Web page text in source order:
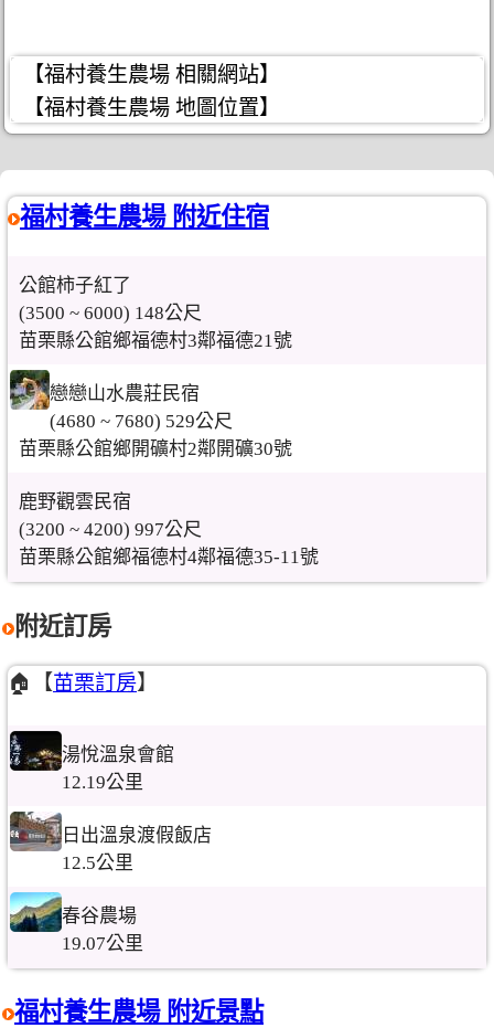
【福村養生農場 相關網站】
【福村養生農場 地圖位置】
福村養生農場 附近住宿
公館柿子紅了
(3500 ~ 6000) 148公尺
苗栗縣公館鄉福德村3鄰福德21號
戀戀山水農莊民宿
(4680 ~ 7680) 529公尺
苗栗縣公館鄉開礦村2鄰開礦30號
鹿野觀雲民宿
(3200 ~ 4200) 997公尺
苗栗縣公館鄉福德村4鄰福德35-11號
附近訂房
🏠【苗栗訂房】
湯悅溫泉會館
12.19公里
日出溫泉渡假飯店
12.5公里
春谷農場
19.07公里
福村養生農場 附近景點